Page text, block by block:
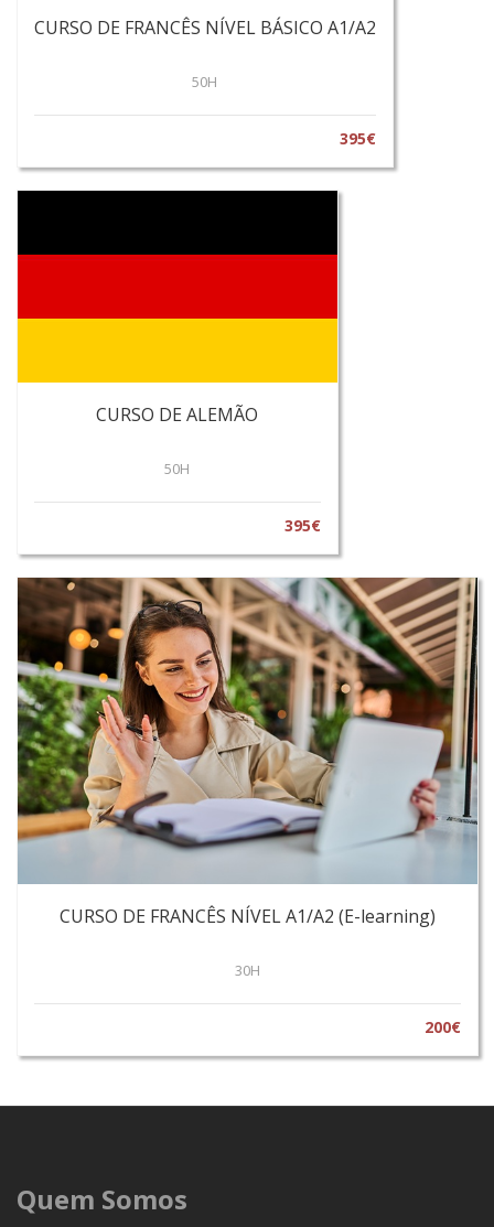
CURSO DE FRANCÊS NÍVEL BÁSICO A1/A2
50H
395€
CURSO DE ALEMÃO
50H
395€
CURSO DE FRANCÊS NÍVEL A1/A2 (E-learning)
30H
200€
Quem Somos